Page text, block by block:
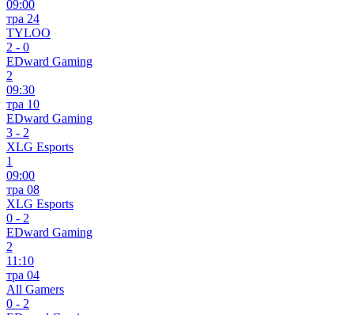
09:00
тра 24
TYLOO
2 - 0
EDward Gaming
2
09:30
тра 10
EDward Gaming
3 - 2
XLG Esports
1
09:00
тра 08
XLG Esports
0 - 2
EDward Gaming
2
11:10
тра 04
All Gamers
0 - 2